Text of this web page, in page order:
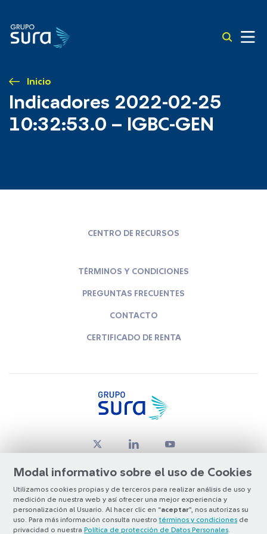
Inicio
Indicadores 2022-02-25
10:32:53.0 – IGBC-GEN
Modal informativo sobre el uso de Cookies
Utilizamos cookies propias y de terceros para realizar análisis de uso y
medición de nuestra web y así ofrecer una mejor experiencia y
personalización al Usuario. Al hacer clic en “aceptar”, nos autorizas su
uso. Para más información consulta nuestro términos y condiciones de
privacidad o nuestra Política de protección de Datos Personales
CENTRO DE RECURSOS
TÉRMINOS Y CONDICIONES
PREGUNTAS FRECUENTES
CONTACTO
CERTIFICADO DE RENTA
© Copyright Grupo SURA 2026